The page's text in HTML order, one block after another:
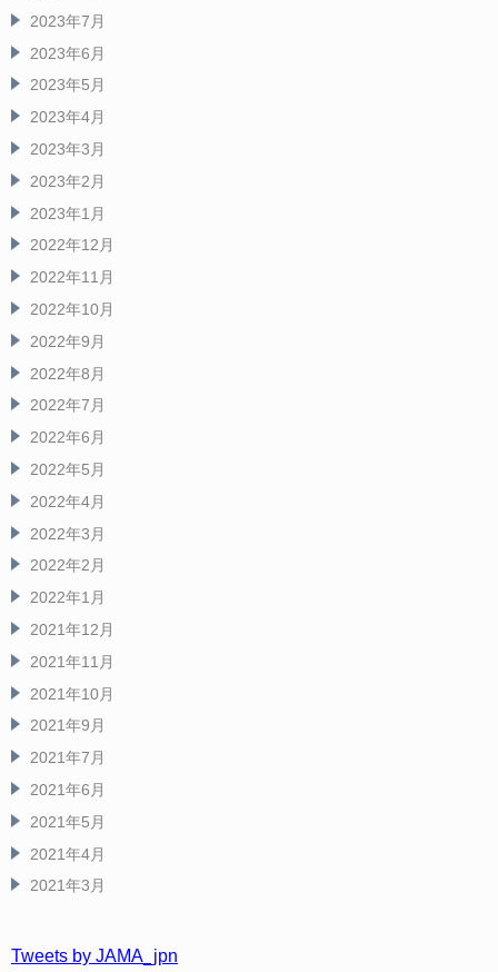
2023年7月
2023年6月
2023年5月
2023年4月
2023年3月
2023年2月
2023年1月
2022年12月
2022年11月
2022年10月
2022年9月
2022年8月
2022年7月
2022年6月
2022年5月
2022年4月
2022年3月
2022年2月
2022年1月
2021年12月
2021年11月
2021年10月
2021年9月
2021年7月
2021年6月
2021年5月
2021年4月
2021年3月
Tweets by JAMA_jpn